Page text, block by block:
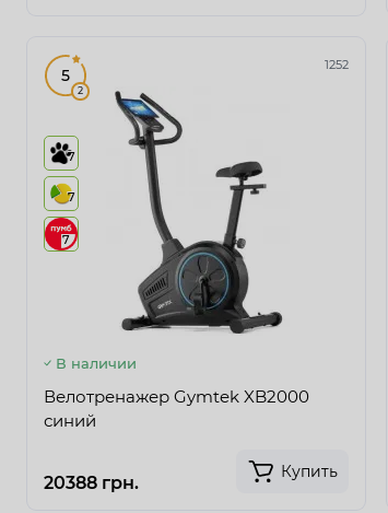
1252
5
2
7
7
7
В наличии
Велотренажер Gymtek XB2000
синий
20388 грн.
Купить